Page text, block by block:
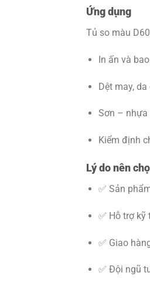
Ứng dụng
Tủ so màu
In ấn và
Dệt may, da
Sơn – nhựa
Kiểm định
Lý do nên
✅ Sản
✅ Hỗ trợ
✅ Giao
✅ Đội ngũ